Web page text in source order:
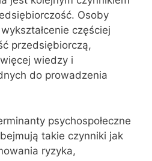
Osoby
częściej
przedsiębiorczą,
wiedzy i
do prowadzenia
psychospołeczne
takie czynniki jak
ryzyka,